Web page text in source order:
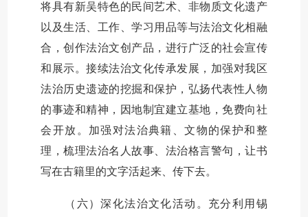
将具有新吴特色的民间艺术、非物质文化遗产
以及生活、工作、学习用品等与法治文化相融
合，创作法治文创产品，进行广泛的社会宣传
和展示。接续法治文化传承发展，加强对我区
法治历史遗迹的挖掘和保护，弘扬代表性人物
的事迹和精神，因地制宜建立基地，免费向社
会开放。加强对法治典籍、文物的保护和整
理，梳理法治名人故事、法治格言警句，让书
写在古籍里的文字活起来、传下去。
（六）深化法治文化活动。充分利用锡